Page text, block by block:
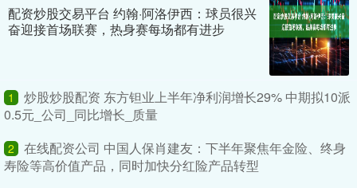
配资炒股交易平台 约翰·阿洛伊西：球员很兴
奋迎接首场联赛，热身赛每场都有进步
1
炒股炒股配资 东方钽业上半年净利润增长29% 中期拟10派
0.5元_公司_同比增长_质量
2
在线配资公司 中国人保肖建友：下半年聚焦年金险、终身
寿险等高价值产品，同时加快分红险产品转型